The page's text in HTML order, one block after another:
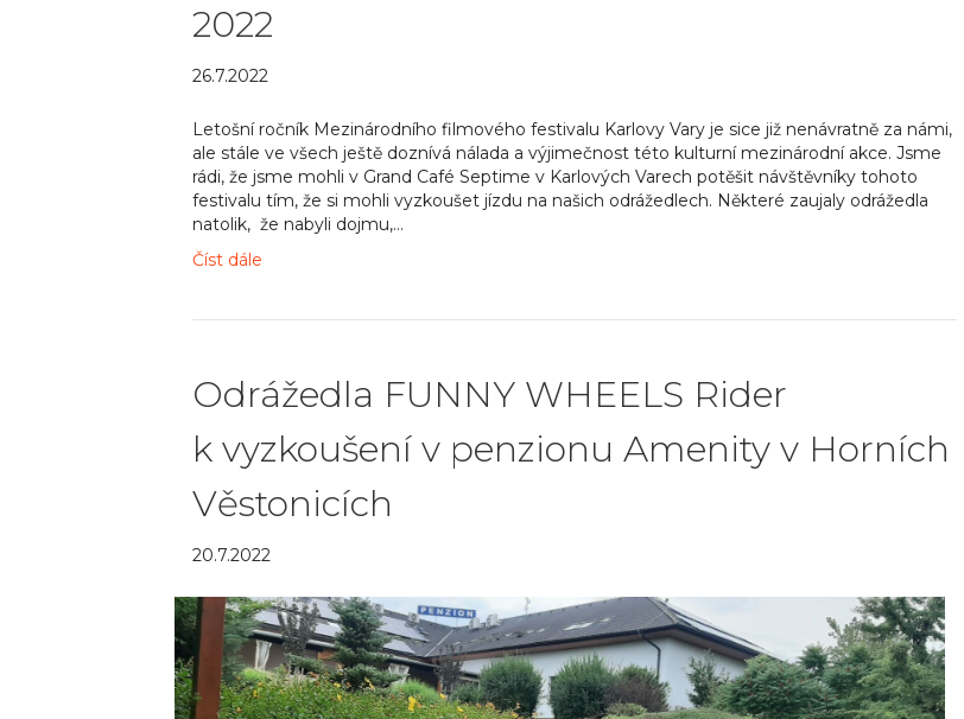
2022
26.7.2022
Letošní ročník Mezinárodního filmového festivalu Karlovy Vary je sice již nenávratně za námi,
ale stále ve všech ještě doznívá nálada a výjimečnost této kulturní mezinárodní akce. Jsme
rádi, že jsme mohli v Grand Café Septime v Karlových Varech potěšit návštěvníky tohoto
festivalu tím, že si mohli vyzkoušet jízdu na našich odrážedlech. Některé zaujaly odrážedla
natolik, že nabyli dojmu,…
Číst dále
Odrážedla FUNNY WHEELS Rider
k vyzkoušení v penzionu Amenity v Horních
Věstonicích
20.7.2022